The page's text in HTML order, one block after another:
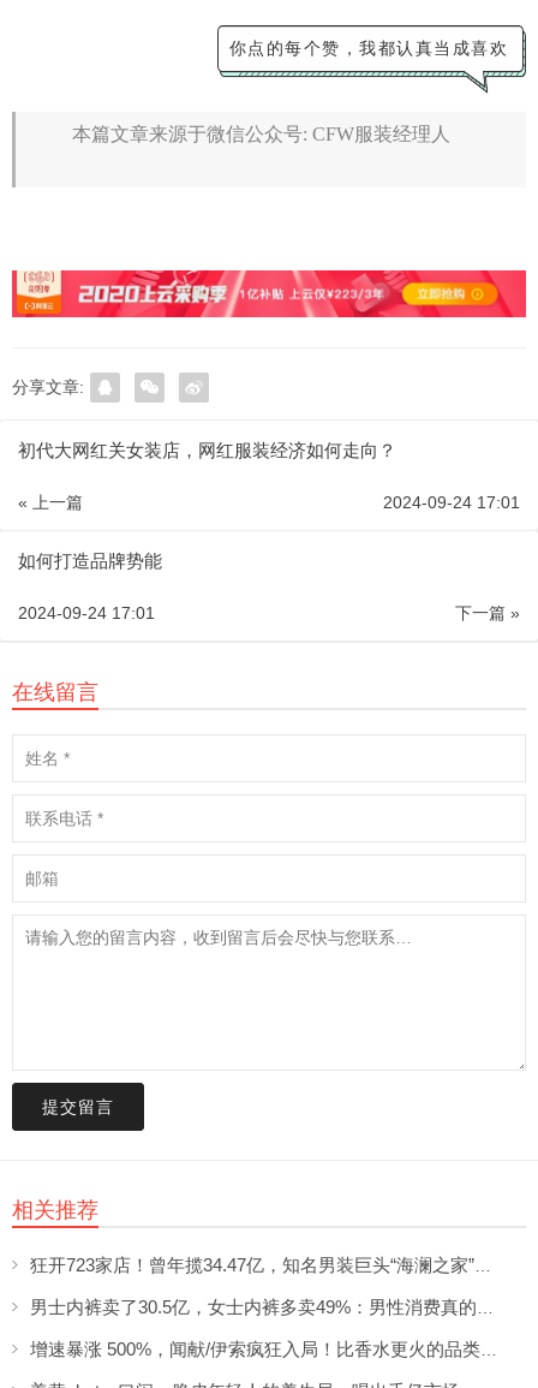
你点的每个赞，我都认真当成喜欢
本篇文章来源于微信公众号: CFW服装经理人
分享文章:
初代大网红关女装店，网红服装经济如何走向？
« 上一篇 2024-09-24 17:01
如何打造品牌势能
下一篇 »
2024-09-24 17:01
在线留言
提交留言
相关推荐
狂开723家店！曾年揽34.47亿，知名男装巨头“海澜之家”帮大牌卖尾货低调发财
男士内裤卖了30.5亿，女士内裤多卖49%：男性消费真的不如狗吗？
增速暴涨 500%，闻献/伊索疯狂入局！比香水更火的品类突然爆发了？